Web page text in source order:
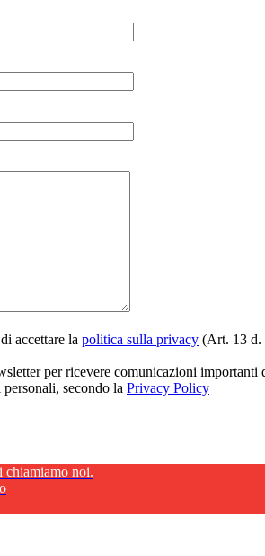
accettare la politica sulla privacy (Art. 13 d.
per ricevere comunicazioni
secondo la Privacy Policy
chiamiamo noi.